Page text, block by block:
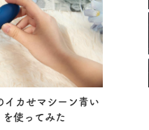
カせマシーン青い
使ってみた